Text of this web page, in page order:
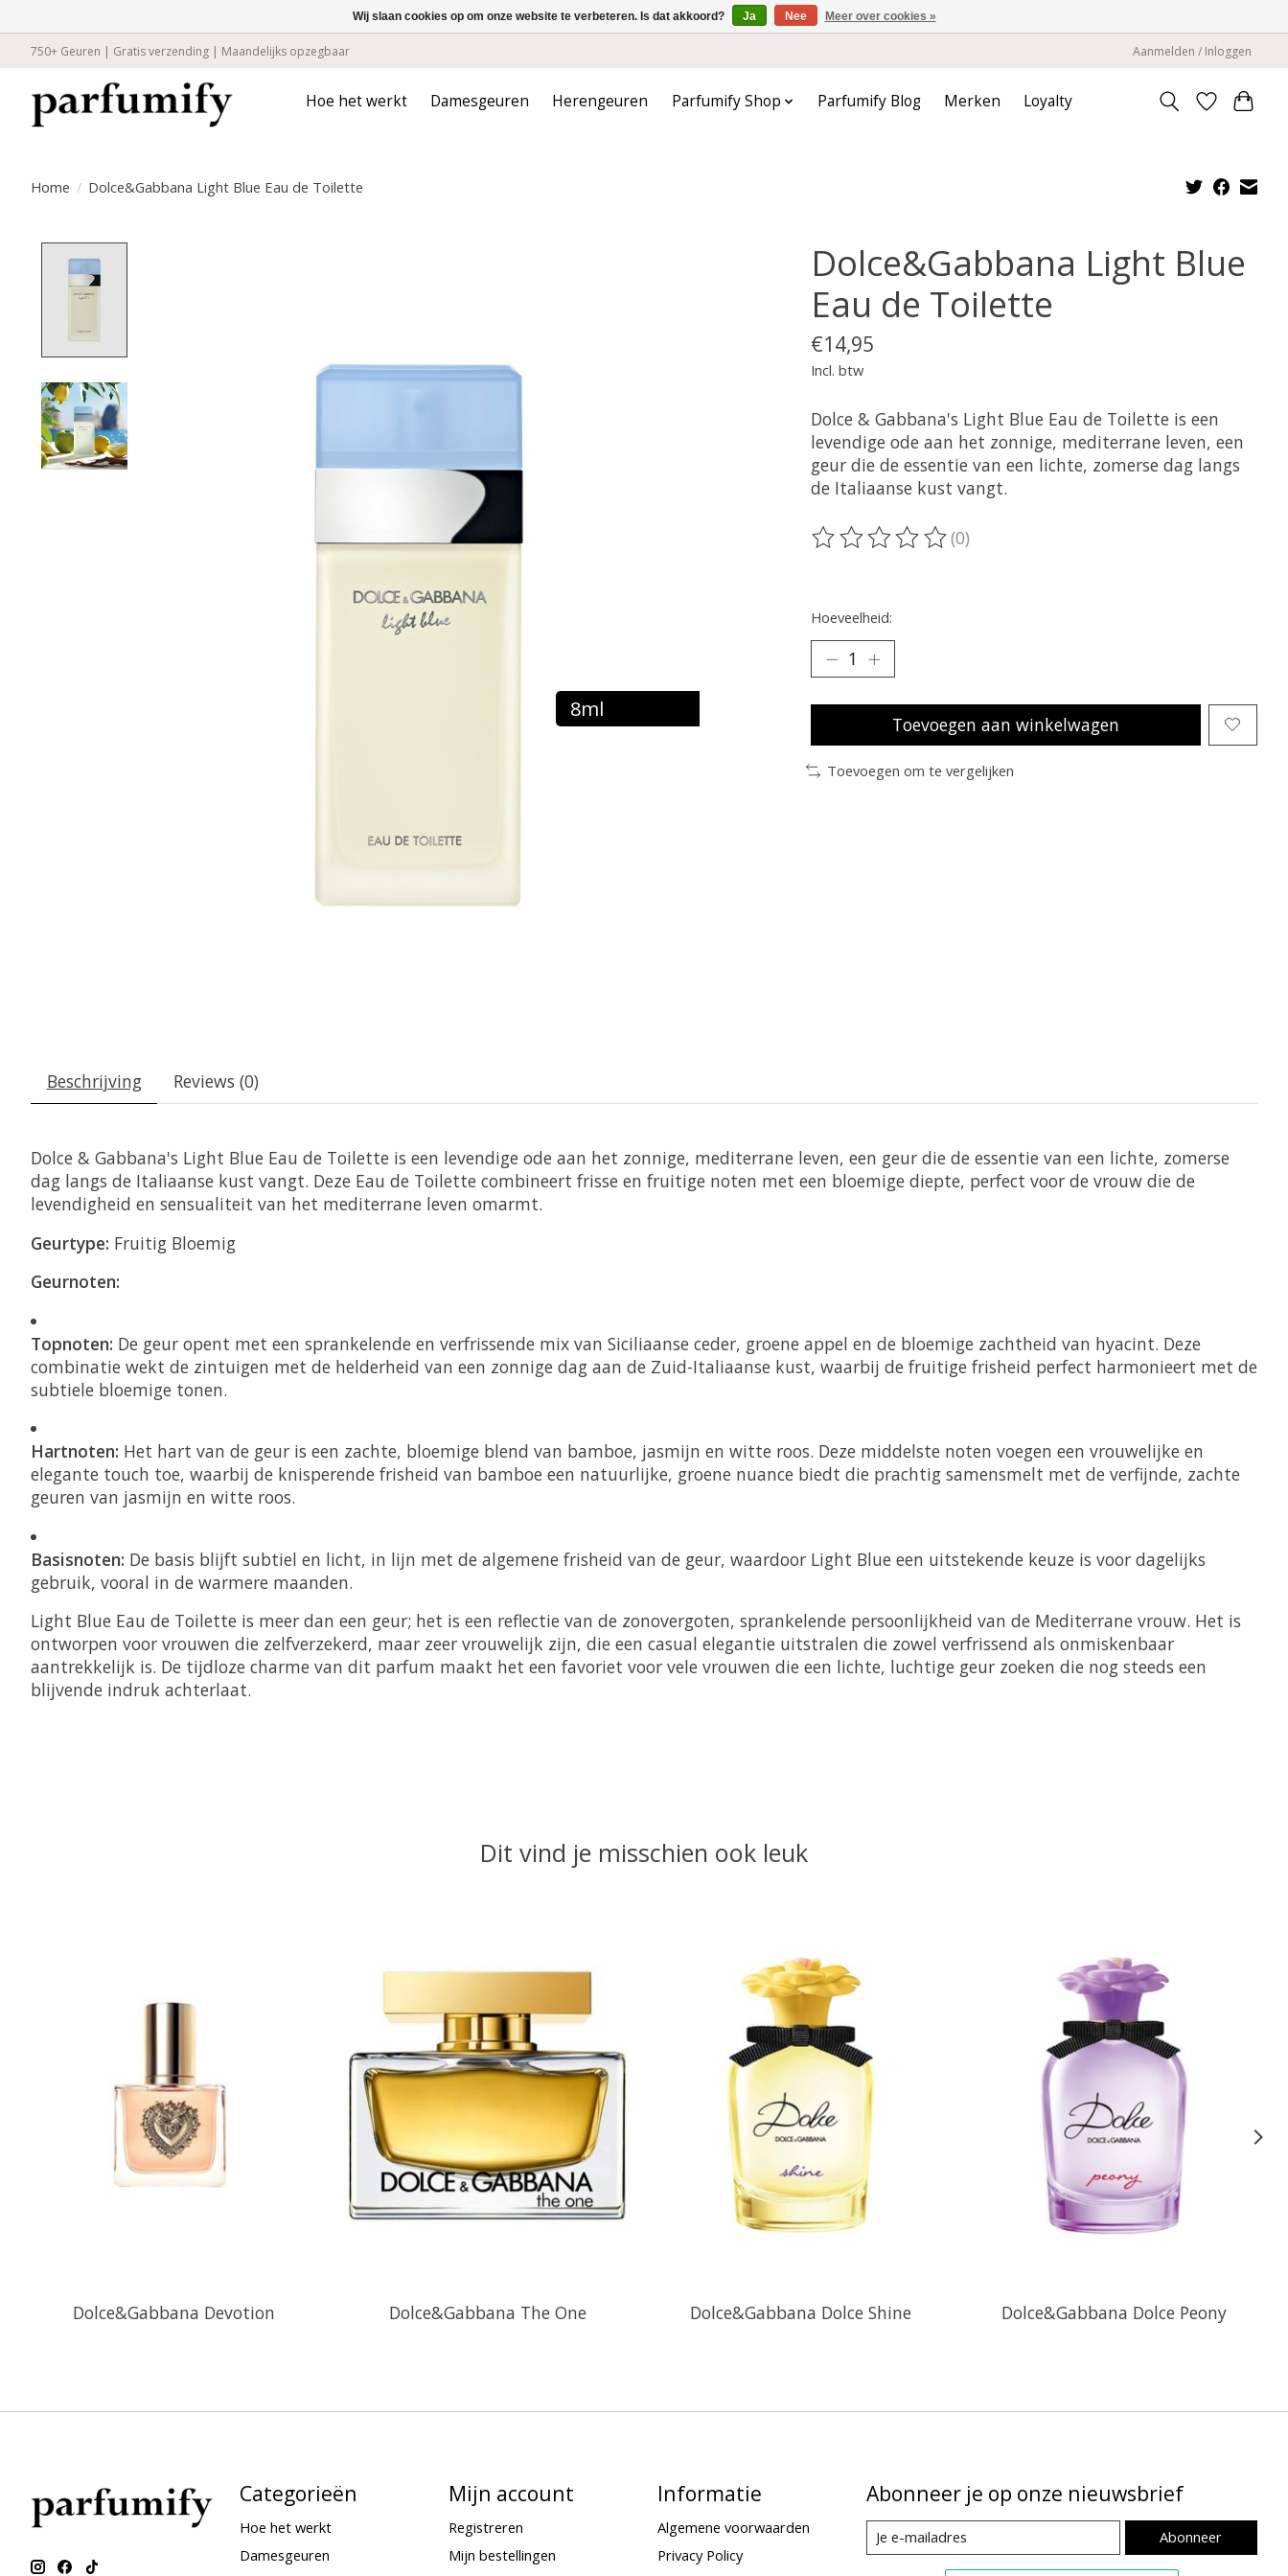
750+ Geuren | Gratis verzending | Maandelijks opzegbaar Aanmelden / Inloggen
Hoe het werkt Damesgeuren Herengeuren Parfumify Shop Parfumify Blog Merken Loyalty
Home / Dolce&Gabbana Light Blue Eau de Toilette
8ml
Dolce&Gabbana Light Blue
Eau de Toilette
€14,95
Incl. btw
Dolce & Gabbana's Light Blue Eau de Toilette is een
levendige ode aan het zonnige, mediterrane leven, een
geur die de essentie van een lichte, zomerse dag langs
de Italiaanse kust vangt.
De beoordeling van dit product is
(0)
Hoeveelheid:
Toevoegen aan winkelwagen
Toevoegen om te vergelijken
Beschrijving Reviews (0)
Dolce & Gabbana's Light Blue Eau de Toilette is een levendige ode aan het zonnige, mediterrane leven, een geur die de essentie van een lichte, zomerse
dag langs de Italiaanse kust vangt. Deze Eau de Toilette combineert frisse en fruitige noten met een bloemige diepte, perfect voor de vrouw die de
levendigheid en sensualiteit van het mediterrane leven omarmt.
Geurtype: Fruitig Bloemig
Geurnoten:
Topnoten: De geur opent met een sprankelende en verfrissende mix van Siciliaanse ceder, groene appel en de bloemige zachtheid van hyacint. Deze
combinatie wekt de zintuigen met de helderheid van een zonnige dag aan de Zuid-Italiaanse kust, waarbij de fruitige frisheid perfect harmonieert met de
subtiele bloemige tonen.
Hartnoten: Het hart van de geur is een zachte, bloemige blend van bamboe, jasmijn en witte roos. Deze middelste noten voegen een vrouwelijke en
elegante touch toe, waarbij de knisperende frisheid van bamboe een natuurlijke, groene nuance biedt die prachtig samensmelt met de verfijnde, zachte
geuren van jasmijn en witte roos.
Basisnoten: De basis blijft subtiel en licht, in lijn met de algemene frisheid van de geur, waardoor Light Blue een uitstekende keuze is voor dagelijks
gebruik, vooral in de warmere maanden.
Light Blue Eau de Toilette is meer dan een geur; het is een reflectie van de zonovergoten, sprankelende persoonlijkheid van de Mediterrane vrouw. Het is
ontworpen voor vrouwen die zelfverzekerd, maar zeer vrouwelijk zijn, die een casual elegantie uitstralen die zowel verfrissend als onmiskenbaar
aantrekkelijk is. De tijdloze charme van dit parfum maakt het een favoriet voor vele vrouwen die een lichte, luchtige geur zoeken die nog steeds een
blijvende indruk achterlaat.
Dit vind je misschien ook leuk
Dolce&Gabbana Devotion Dolce&Gabbana The One Dolce&Gabbana Dolce Shine Dolce&Gabbana Dolce Peony
Categorieën
Hoe het werkt
Damesgeuren
Mijn account
Registreren
Mijn bestellingen
Informatie
Algemene voorwaarden
Privacy Policy
Abonneer je op onze nieuwsbrief
Abonneer
Wij slaan cookies op om onze website te verbeteren. Is dat akkoord? Ja Nee Meer over cookies »